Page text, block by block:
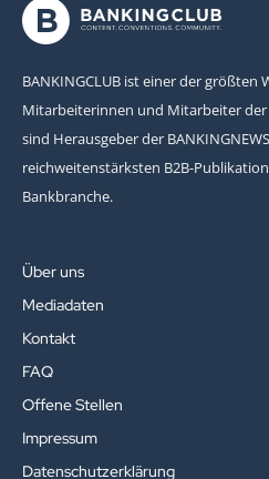
BANKINGCLUB ist einer der größten
Mitarbeiterinnen und Mitarbeiter der
sind Herausgeber der
reichweitenstärksten B2B-
Bankbranche.
Über uns
Mediadaten
Kontakt
FAQ
Offene Stellen
Impressum
Datenschutzerklärung